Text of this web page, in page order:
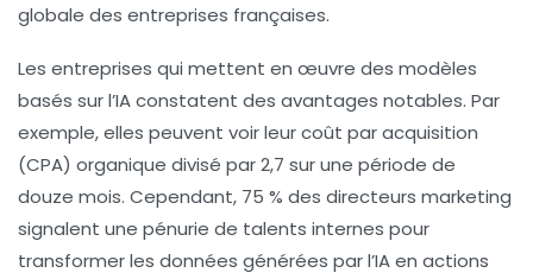
globale des entreprises françaises.
Les entreprises qui mettent en œuvre des modèles
basés sur l’IA constatent des avantages notables. Par
exemple, elles peuvent voir leurcoût par acquisition
(CPA) organique divisé par 2,7 sur une période de
douze mois. Cependant, 75 % des directeurs marketing
signalent une pénurie de talents internes pour
transformer les données générées par l’IA en actions